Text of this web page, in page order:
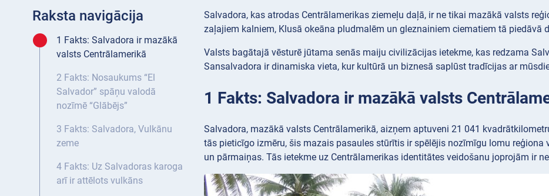
Raksta navigācija
1 Fakts: Salvadora ir mazākā
valsts Centrālamerikā
2 Fakts: Nosaukums “El
Salvador” spāņu valodā
nozīmē “Glābējs”
3 Fakts: Salvadora, Vulkānu
zeme
4 Fakts: Uz Salvadoras karoga
arī ir attēlots vulkāns
Salvadora, kas atrodas Centrālamerikas ziemeļu daļā, ir ne tikai mazākā valsts
zaļajiem kalniem, Klusā okeāna pludmalēm un gleznainiem ciematiem tā piedāvā
Valsts bagātajā vēsturē jūtama senās maiju civilizācijas ietekme, kas redzama
Sansalvadora ir dinamiska vieta, kur kultūrā un biznesā saplūst tradīcijas ar
1 Fakts: Salvadora ir mazākā valsts
Salvadora, mazākā valsts Centrālamerikā, aizņem aptuveni 21 041
tās pieticīgo izmēru, šis mazais pasaules stūrītis ir spēlējis nozīmīgu lomu reģiona
un pārmaiņas. Tās ietekme uz Centrālamerikas identitātes veidošanu joprojām ir